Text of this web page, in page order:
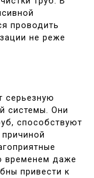
проводить
не реже
серьезную
системы. Они
способствуют
временем даже
привести к